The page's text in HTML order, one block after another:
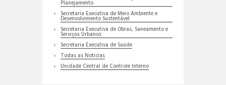
Planejamento
Secretaria Executiva de Meio Ambiente e
Desenvolvimento Sustentável
Secretaria Executiva de Obras, Saneamento e
Serviços Urbanos
Secretaria Executiva de Saúde
Todas as Noticias
Unidade Central de Controle Interno